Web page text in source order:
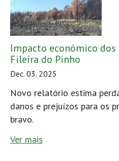
Impacto económico
Fileira do Pinho
Dec. 03. 2025
Novo relatório estima
danos e prejuízos para os
bravo.
Ver mais